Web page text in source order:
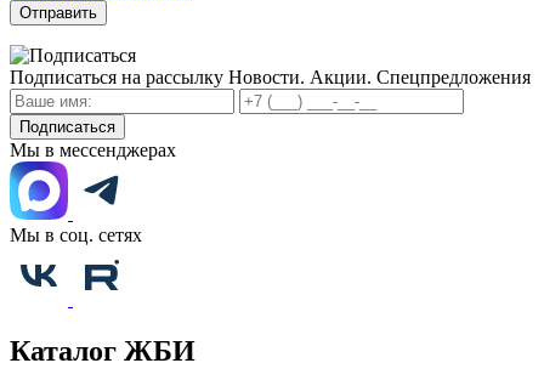
Отправить
Подписаться на рассылку Новости. Акции. Спецпредложения
Подписаться
Мы в мессенджерах
Мы в соц. сетях
Каталог ЖБИ